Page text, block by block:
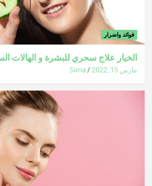
فوائد واضرار
الخيار علاج سحري للبشرة و الهالات
مارس 15, 2022 Sima